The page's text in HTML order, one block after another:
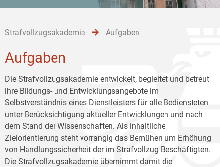
Strafvollzugsakademie Aufgaben
Aufgaben
Die Strafvollzugsakademie entwickelt, begleitet und betreut
ihre Bildungs- und Entwicklungsangebote im
Selbstverständnis eines Dienstleisters für alle Bediensteten
unter Berücksichtigung aktueller Entwicklungen und nach
dem Stand der Wissenschaften. Als inhaltliche
Zielorientierung steht vorrangig das Bemühen um Erhöhung
von Handlungssicherheit der im Strafvollzug Beschäftigten.
Die Strafvollzugsakademie übernimmt damit die